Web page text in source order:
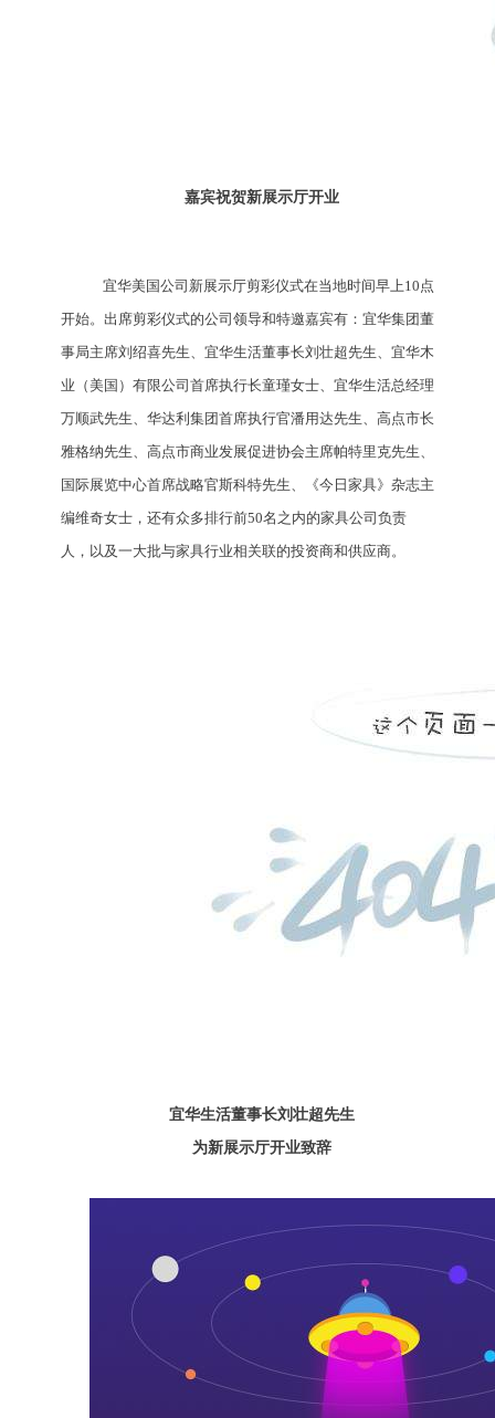
嘉宾祝贺新展示厅开业
宜华美国公司 新展示厅剪彩仪式在当地时间早上10点
开始。出席剪彩仪式的公司领导和特邀嘉宾有：宜华集团董
事局主席刘绍喜先生、宜华生活董事长刘壮超先生、 宜华木
业（美国）有限公司 首席执行长童瑾女士、宜华生活总经理
万顺武先生、华达利集团首席执行官潘用达先生、高点市长
雅格纳先生、高点市商业发展促进协会主席帕特里克先生、
国际展览中心首席战略官斯科特先生、《今日家具》杂志主
编维奇女士，还有众多排行前50名之内的家具公司负责
人，以及一大批与家具行业相关联的投资商和供应商。
宜华生活董事长刘壮超先生
为新展示厅开业致辞